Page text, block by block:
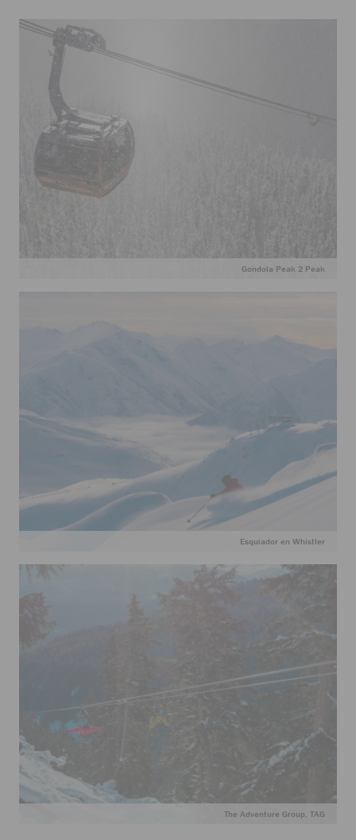
Gondola Peak 2 Peak
Esquiador en Whistler
The Adventure Group, TAG